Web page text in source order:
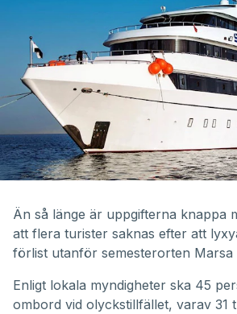
Än så länge är uppgifterna knappa
att flera turister saknas efter att
förlist utanför semesterorten Marsa
Enligt lokala myndigheter ska 45
ombord vid olyckstillfället, varav 31